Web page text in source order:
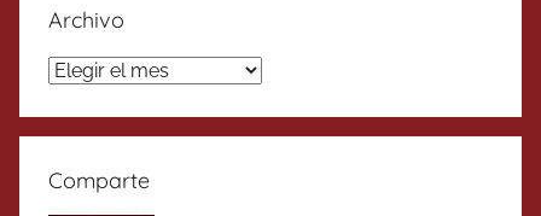
Archivo
Archivo
Comparte